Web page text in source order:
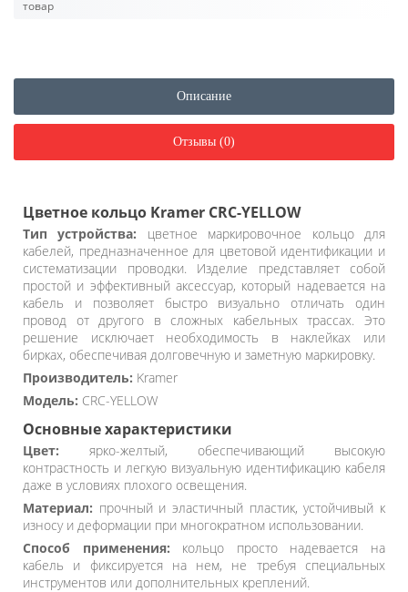
товар
Описание
Отзывы (0)
Цветное кольцо Kramer CRC-YELLOW
Тип устройства: цветное маркировочное кольцо для
кабелей, предназначенное для цветовой идентификации и
систематизации проводки. Изделие представляет собой
простой и эффективный аксессуар, который надевается на
кабель и позволяет быстро визуально отличать один
провод от другого в сложных кабельных трассах. Это
решение исключает необходимость в наклейках или
бирках, обеспечивая долговечную и заметную маркировку.
Производитель: Kramer
Модель: CRC-YELLOW
Основные характеристики
Цвет: ярко-желтый, обеспечивающий высокую
контрастность и легкую визуальную идентификацию кабеля
даже в условиях плохого освещения.
Материал: прочный и эластичный пластик, устойчивый к
износу и деформации при многократном использовании.
Способ применения: кольцо просто надевается на
кабель и фиксируется на нем, не требуя специальных
инструментов или дополнительных креплений.